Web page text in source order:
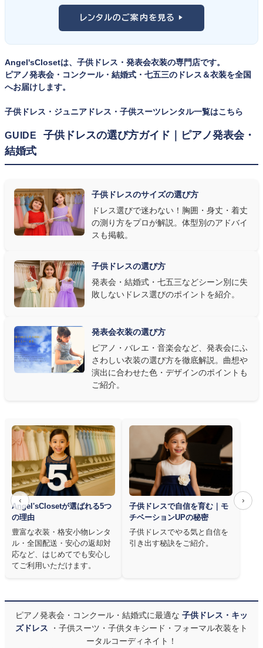
舞台上で最も美しく見えるのは、お子様の体にきちんと合ったサ
イズのドレス・スーツです。「大きめを買って長く着せたい」という
何よりお子様を輝かせます。レンタルなら、その時のジャストサイ
ズを遠慮なく選べるのが最大のメリット。胸囲・身丈の正しい測り
② 舞台で映える色・楽器に合うデザインを選ぶ
発表会の舞台は照明が強く、客席からは意外と色味が飛んで見え
ます。ネイビー・ブラック・深みのあるジュエルカラーはホールの照
す。またピアノ演奏なら落ち着いたシックなトーン、バイオリンやソ
ロ演奏なら華やかで視線を集めるデザイン、合唱やアンサンブル
なら衣装同士が調和するクラシカルな色合い、と演目に合わせた
③ 演奏の動きを妨げない設計か確認する
発表会ドレス選びで見落とされがちなのが"動きやすさ"です。ピ
アノならペダル操作を妨げない丈感、バイオリンなら弓を動かす
右腕のゆとり、管楽器なら胸元の締め付けがないこと——演奏の
質は衣装で変わります。Angel's Closetのレンタル衣装は、元ピ
アノ教師の店長が発表会・コンクールでのご使用を前提に厳選し
た商品
を多数ご用意しています。
ツ・タキシード一覧
レンタルのご案内を見る ▶
Angel'sClosetは、子供ドレス・発表会衣装の専門店です。
ピアノ発表会・コンクール・結婚式・七五三のドレス＆衣装を全国
へお届けします。
子供ドレス・ジュニアドレス・子供スーツレンタル一覧はこちら
GUIDE
子供ドレスの選び方ガイド｜ピアノ発表会・
結婚式
子供ドレスのサイズの選び方
ドレス選びで迷わない！胸囲・身丈・着丈
の測り方をプロが解説。体型別のアドバイ
スも掲載。
子供ドレスの選び方
発表会・結婚式・七五三などシーン別に失
敗しないドレス選びのポイントを紹介。
発表会衣装の選び方
ピアノ・バレエ・音楽会など、発表会にふ
さわしい衣装の選び方を徹底解説。曲想や
演出に合わせた色・デザインのポイントも
ご紹介。
‹ ›
Angel'sClosetが選ばれる5つ
の理由
豊富な衣装・格安小物レンタ
ル・全国配送・安心の返却対
応など、はじめてでも安心し
てご利用いただけます。
子供ドレスで自信を育む｜モ
チベーションUPの秘密
子供ドレスでやる気と自信を
引き出す秘訣をご紹介。
ピアノ発表会・コンクール・結婚式に最適な 子供ドレス・キッ
ズドレス
・子供スーツ・子供タキシード・フォーマル衣装をト
ータルコーディネイト！